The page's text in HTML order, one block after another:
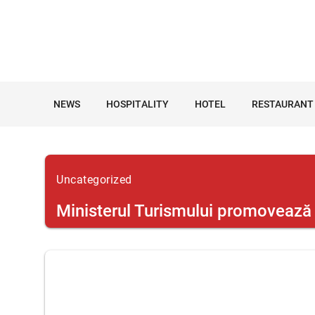
NEWS HOSPITALITY HOTEL RESTAURANT
Uncategorized
Ministerul Turismului